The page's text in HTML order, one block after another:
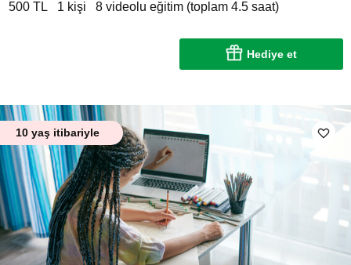
500 TL 1 kişi 8 videolu eğitim (toplam 4.5 saat)
Hediye et
10 yaş itibariyle